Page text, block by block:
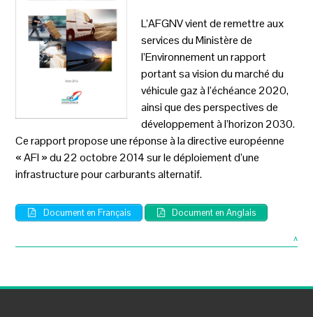
L’AFGNV vient de remettre aux
services du Ministère de
l’Environnement un rapport
portant sa vision du marché du
véhicule gaz à l’échéance 2020,
ainsi que des perspectives de
développement à l’horizon 2030.
Ce rapport propose une réponse à la directive européenne
« AFI » du 22 octobre 2014 sur le déploiement d’une
infrastructure pour carburants alternatif.
Document en Français Document en Anglais
^